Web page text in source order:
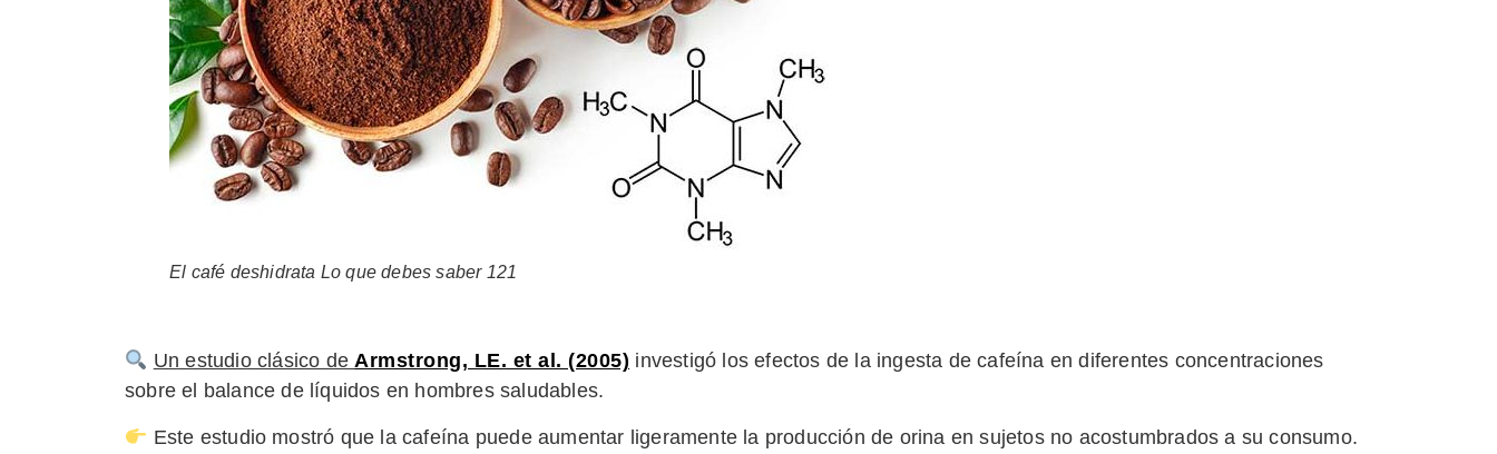
El café deshidrata Lo que debes saber 121
Un estudio clásico deArmstrong, LE. et al. (2005) investigó los efectos de la ingesta de cafeína en diferentes concentraciones
sobre el balance de líquidos en hombres saludables.
Este estudio mostró que la cafeína puede aumentar ligeramente la producción de orina en sujetos no acostumbrados a su consumo.